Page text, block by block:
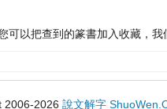
可以把查到的篆書加入收藏，我
2006-2026 說文解字